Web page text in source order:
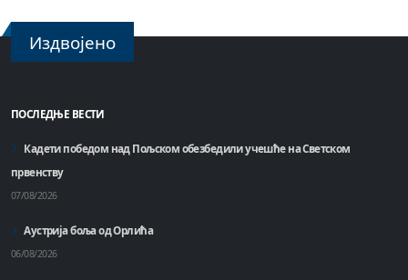
Издвојено
ПОСЛЕДЊЕ ВЕСТИ
Кадети победом над Пољском обезбедили учешће на Светском
првенству
07/08/2026
Аустрија боља од Орлића
06/08/2026